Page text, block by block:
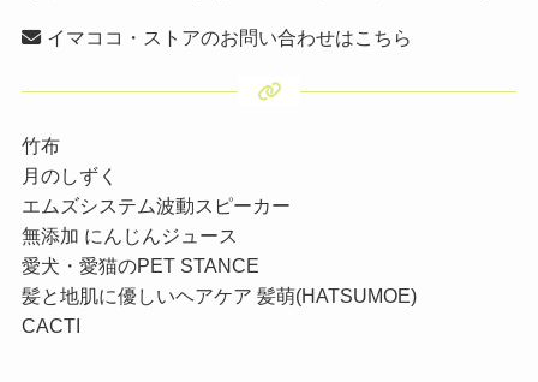
イマココ・ストアのお問い合わせはこちら
竹布
月のしずく
エムズシステム波動スピーカー
無添加 にんじんジュース
愛犬・愛猫のPET STANCE
髪と地肌に優しいヘアケア 髪萌(HATSUMOE)
CACTI